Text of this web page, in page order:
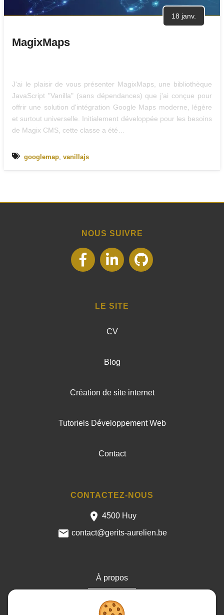
18 janv.
MagixMaps
J'ai le plaisir de vous présenter MagixMaps, une bibliothèque
JavaScript "Vanilla" (sans dépendances) que j'ai conçue pour
offrir une solution d'intégration Google Maps moderne, légère
et surtout universelle. Initialement développée pour les besoins
de Magix CMS, cette classe a été…
googlemap vanillajs
NOUS SUIVRE
suivez-
Facebook
suivez-
LinkedIn
suivez-
LE SITE
CV
Blog
Création de site internet
Tutoriels Développement Web
Contact
CONTACTEZ-NOUS
4500 Huy
contact@gerits-aurelien.be
À propos
Cookies